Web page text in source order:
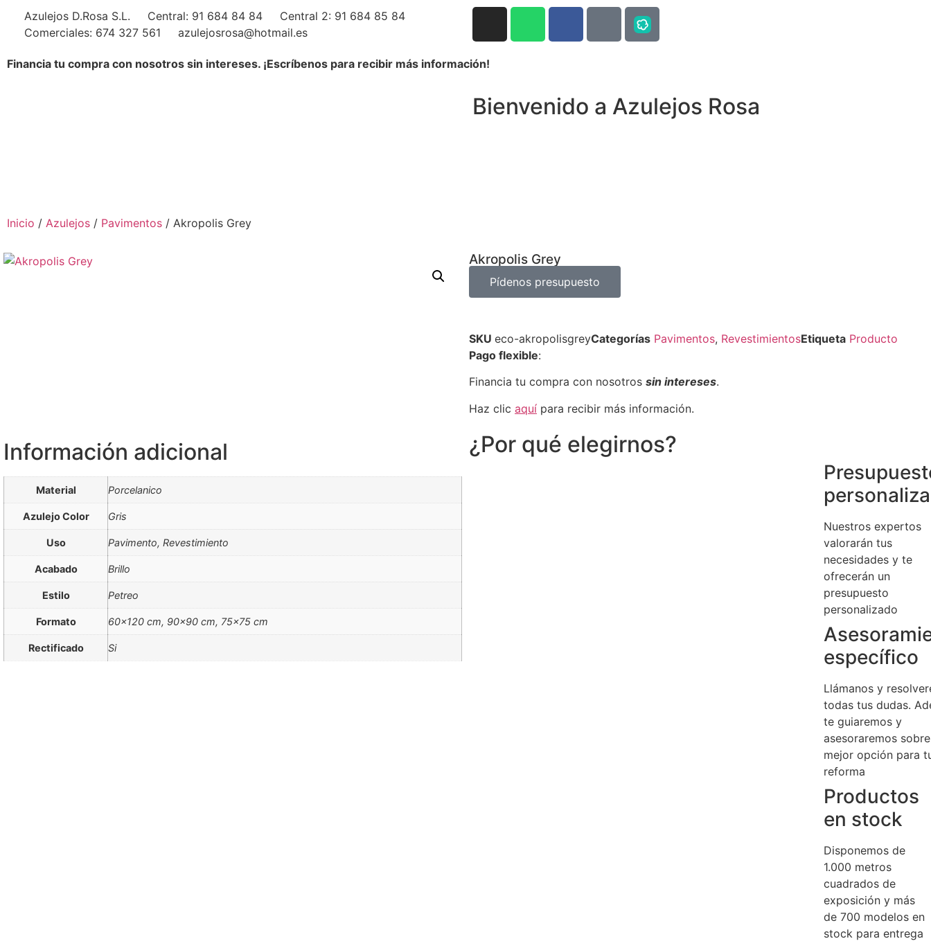
Azulejos D.Rosa S.L. Central: 91 684 84 84
Central 2: 91 684 85 84
Comerciales: 674 327 561
azulejosrosa@hotmail.es
Financia tu compra con nosotros sin intereses. ¡Escríbenos para recibir más información!
Bienvenido a Azulejos Rosa
Inicio / Azulejos / Pavimentos / Akropolis Grey
Akropolis Grey
Pídenos presupuesto
SKU eco-akropolisgreyCategorías Pavimentos, RevestimientosEtiqueta Producto
Pago flexible:
Financia tu compra con nosotros sin intereses.
Haz clic aquí para recibir más información.
Información adicional
Material Porcelanico
Azulejo Color Gris
Uso Pavimento, Revestimiento
Acabado Brillo
Estilo Petreo
Formato 60×120 cm, 90×90 cm, 75×75 cm
Rectificado Si
¿Por qué elegirnos?
Nuestros expertos
valorarán tus
necesidades y te
ofrecerán un
presupuesto
personalizado
específico
Llámanos y
todas tus dudas.
te guiaremos y
asesoraremos
mejor opción para
reforma
Productos
en stock
Disponemos de
1.000 metros
cuadrados de
exposición y más
de 700 modelos en
stock para entrega